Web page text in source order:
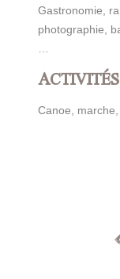
Gastronomie,
photographie,
ACTIVITÉS
Canoe,